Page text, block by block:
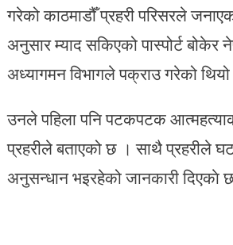
गरेको काठमाडौँ प्रहरी परिसरले
अनुसार म्याद सकिएको पास्पोर्ट
अध्यागमन विभागले पक्राउ गरेको
उनले पहिला पनि पटकपटक
प्रहरीले बताएको छ । साथै प्रहरीले
अनुसन्धान भइरहेको जानकारी दिएकाे